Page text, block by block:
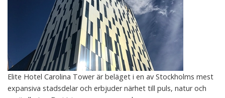
Elite Hotel Carolina Tower är beläget i en av Stockholms mest
expansiva stadsdelar och erbjuder närhet till puls, natur och